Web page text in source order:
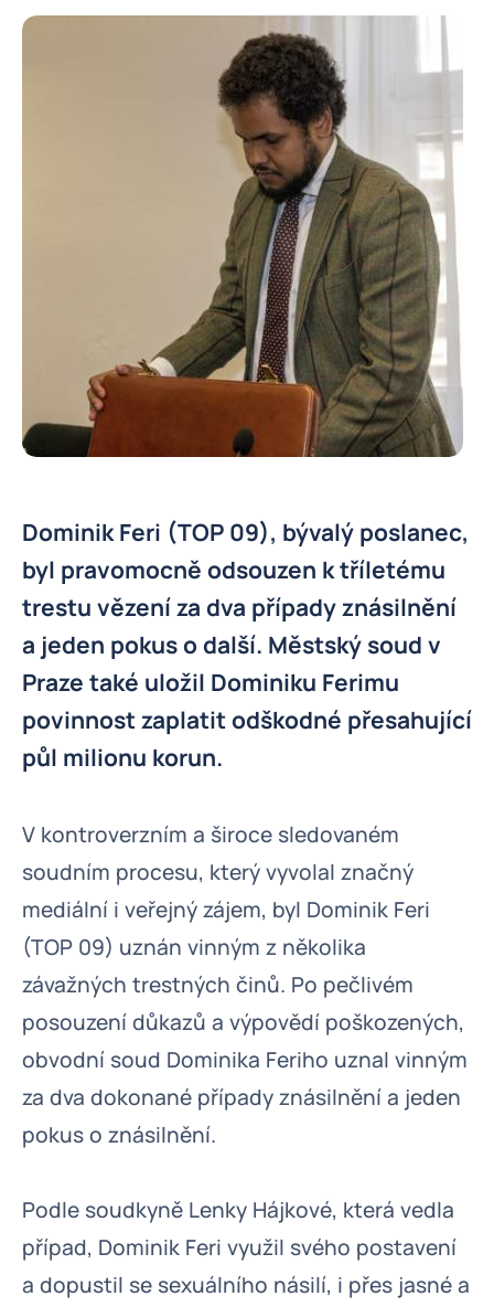
Dominik Feri (TOP 09), bývalý poslanec,
byl pravomocně odsouzen k tříletému
trestu vězení za dva případy znásilnění
a jeden pokus o další. Městský soud v
Praze také uložil Dominiku Ferimu
povinnost zaplatit odškodné přesahující
půl milionu korun.
V kontroverzním a široce sledovaném
soudním procesu, který vyvolal značný
mediální i veřejný zájem, byl Dominik Feri
(TOP 09) uznán vinným z několika
závažných trestných činů. Po pečlivém
posouzení důkazů a výpovědí poškozených,
obvodní soud Dominika Feriho uznal vinným
za dva dokonané případy znásilnění a jeden
pokus o znásilnění.
Podle soudkyně Lenky Hájkové, která vedla
případ, Dominik Feri využil svého postavení
a dopustil se sexuálního násilí, i přes jasné a